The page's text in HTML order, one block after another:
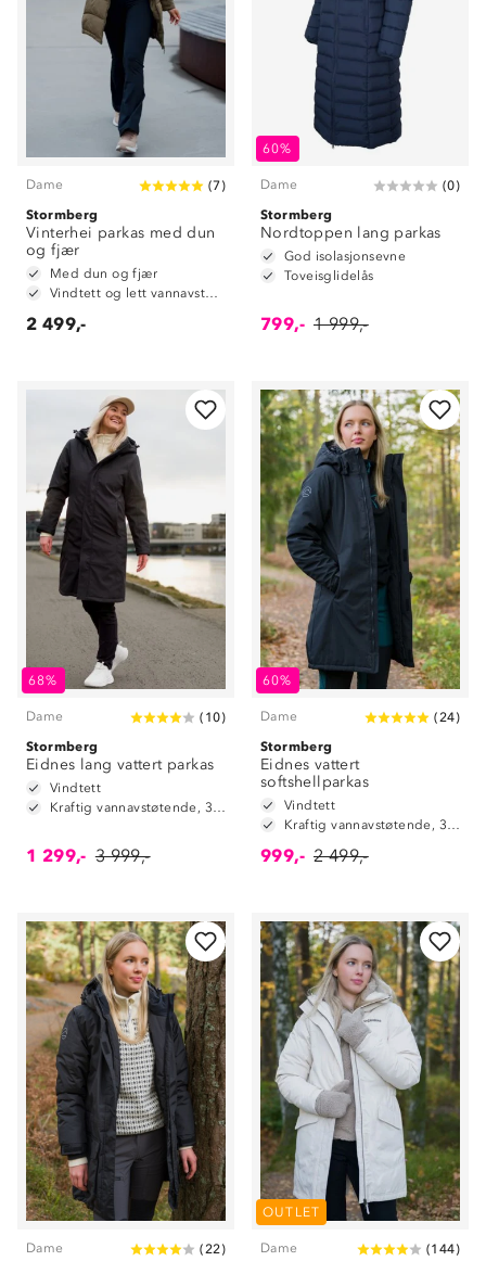
Dame (7)
Stormberg
Vinterhei parkas med dun
og fjær
Med dun og fjær
Vindtett og lett vannavstøtende
2 499,-
60%
Dame (0)
Stormberg
Nordtoppen lang parkas
God isolasjonsevne
Toveisglidelås
799,- 1 999,-
68%
Dame ( 10)
Stormberg
Eidnes lang vattert parkas
Vindtett
Kraftig vannavstøtende, 3.000mm vannsøyle
1 299,- 3 999,-
60%
Dame (24)
Stormberg
Eidnes vattert
softshellparkas
Vindtett
Kraftig vannavstøtende, 3.000mm vannsøyle
999,- 2 499,-
Dame (22)
OUTLET
Dame (144)